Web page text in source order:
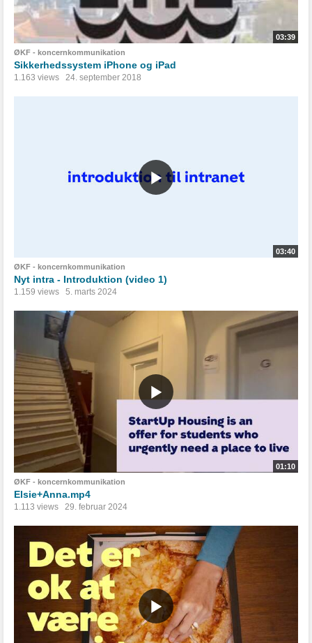
03:39
ØKF - koncernkommunikation
Sikkerhedssystem iPhone og iPad
1.163 views 24. september 2018
03:40
ØKF - koncernkommunikation
Nyt intra - Introduktion (video 1)
1.159 views 5. marts 2024
01:10
ØKF - koncernkommunikation
Elsie+Anna.mp4
1.113 views 29. februar 2024